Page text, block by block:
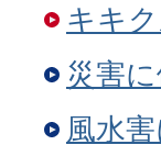
キキ
災害
風水